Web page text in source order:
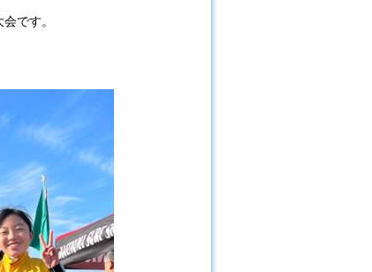
です。